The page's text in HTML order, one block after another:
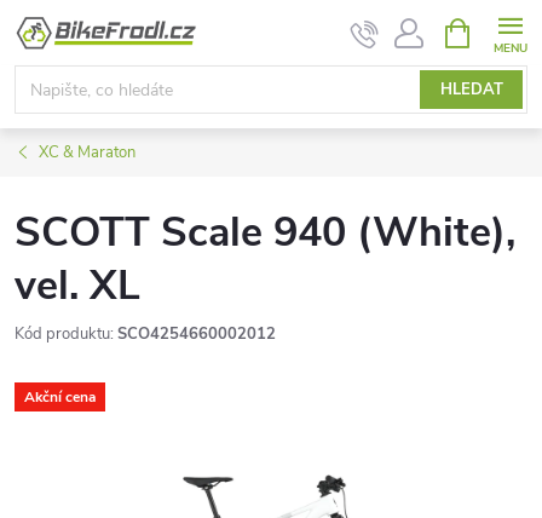
Přejít
obsah
HLEDAT
NÁKUPNÍ
KOŠÍK
XC & Maraton
SCOTT Scale 940 (White),
vel. XL
Kód produktu: SCO4254660002012
Akční cena